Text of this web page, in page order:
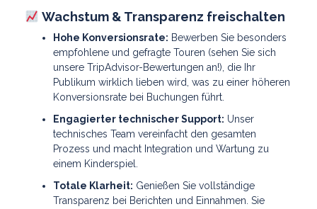
Wachstum & Transparenz freischalten
Hohe Konversionsrate: Bewerben Sie besonders
empfohlene und gefragte Touren (sehen Sie sich
unsere TripAdvisor-Bewertungen an!), die Ihr
Publikum wirklich lieben wird, was zu einer höheren
Konversionsrate bei Buchungen führt.
Engagierter technischer Support: Unser
technisches Team vereinfacht den gesamten
Prozess und macht Integration und Wartung zu
einem Kinderspiel.
Totale Klarheit: Genießen Sie vollständige
Transparenz bei Berichten und Einnahmen. Sie